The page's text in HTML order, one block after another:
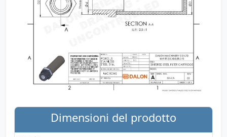
Dimensioni del prodotto